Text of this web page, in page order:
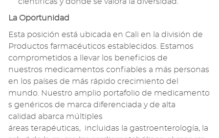
científicas y donde se valora la diversidad.
La Oportunidad
Esta posición está ubicada en Cali en
la división de
Productos farmacéuticos establecidos. Estamos
comprometidos a llevar los beneficios de
nuestros medicamentos confiables a más personas
en los países de más rápido crecimiento del
mundo. Nuestro amplio portafolio de medicamento
s genéricos de marca diferenciada y de alta
calidad abarca múltiples
áreas terapéuticas, incluidas la gastroenterología, la